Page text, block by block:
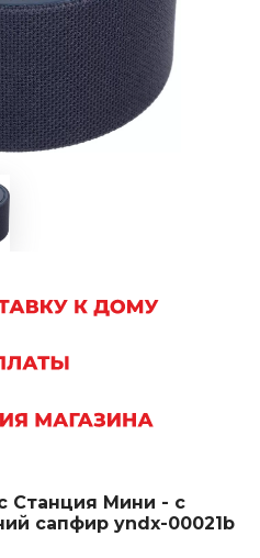
Станция Мини - с
сапфир yndx-00021b